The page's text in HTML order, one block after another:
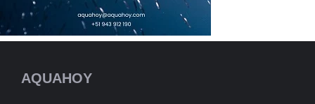
AQUAHOY